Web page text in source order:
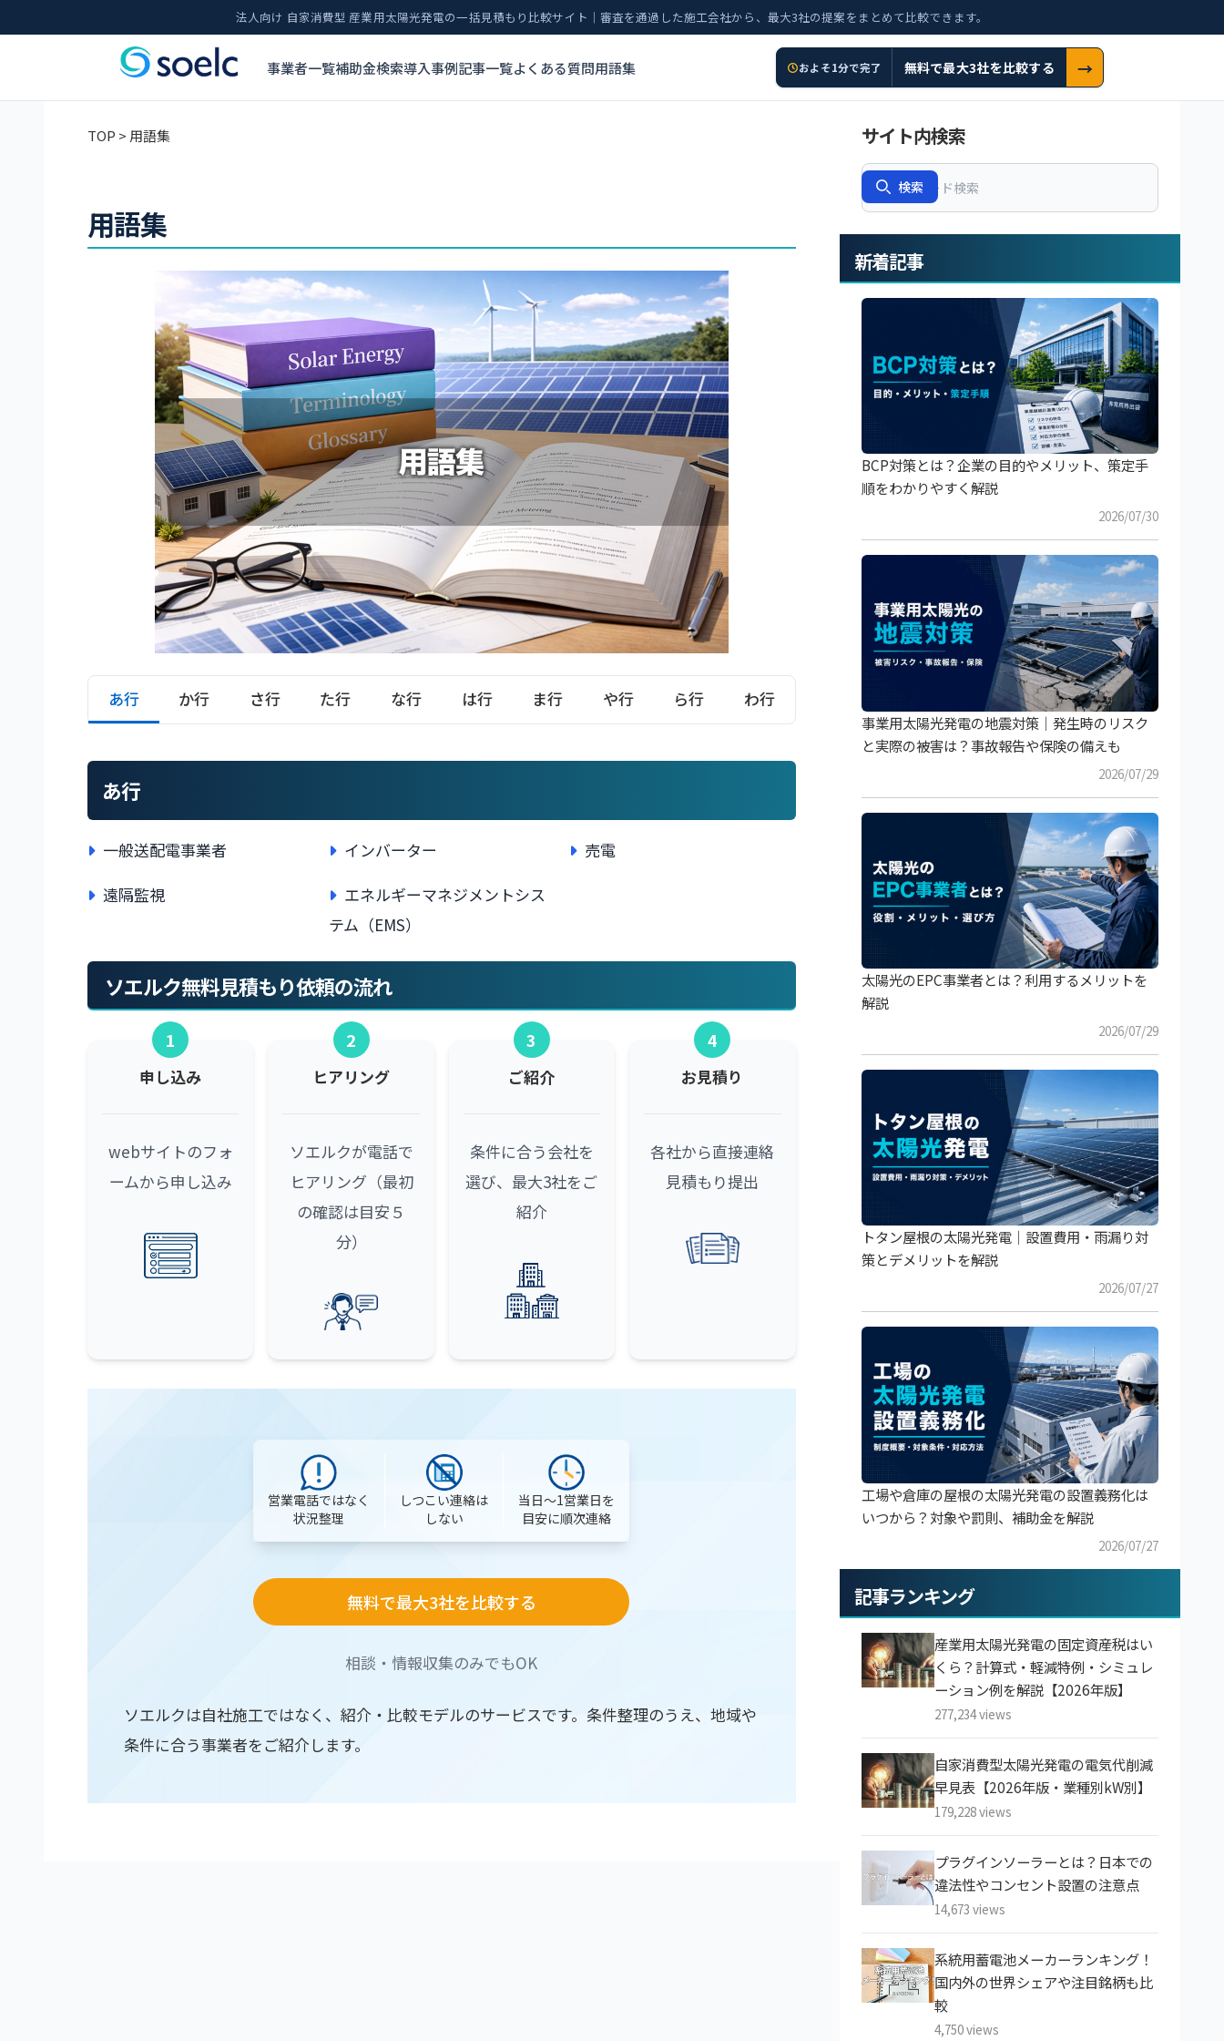
法人向け 自家消費型 産業用太陽光発電の一括見積もり比較サイト｜審査を通過した施工会社から、最大3社の提案をまとめて比較できます。
事業者一覧補助金検索導入事例記事一覧よくある質問用語集 およそ1分で完了 無料で最大3社を比較する →
TOP > 用語集
用語集
あ行 か行 さ行 た行 な行 は行 ま行 や行 ら行 わ行
あ行
一般送配電事業者 インバーター
売電
遠隔監視
エネルギーマネジメントシス
テム（EMS）
ソエルク無料見積もり依頼の流れ
1
申し込み
webサイトのフォ
ームから申し込み
2
ヒアリング
ソエルクが電話で
ヒアリング（最初
の確認は目安５
分）
3
ご紹介
条件に合う会社を
選び、最大3社をご
紹介
4
お見積り
各社から直接連絡
見積もり提出
営業電話ではなく
状況整理
しつこい連絡は
しない
当日〜1営業日を
目安に順次連絡
無料で最大3社を比較する
相談・情報収集のみでもOK
ソエルクは自社施工ではなく、紹介・比較モデルのサービスです。条件整理のうえ、地域や
条件に合う事業者をご紹介します。
サイト内検索
Search
検索
新着記事
BCP対策とは？企業の目的やメリット、策定手
順をわかりやすく解説
2026/07/30
事業用太陽光発電の地震対策｜発生時のリスク
と実際の被害は？事故報告や保険の備えも
2026/07/29
太陽光のEPC事業者とは？利用するメリットを
解説
2026/07/29
トタン屋根の太陽光発電｜設置費用・雨漏り対
策とデメリットを解説
2026/07/27
工場や倉庫の屋根の太陽光発電の設置義務化は
いつから？対象や罰則、補助金を解説
2026/07/27
記事ランキング
産業用太陽光発電の固定資産税はい
くら？計算式・軽減特例・シミュレ
ーション例を解説【2026年版】
277,234 views
自家消費型太陽光発電の電気代削減
早見表【2026年版・業種別kW別】
179,228 views
プラグインソーラーとは？日本での
違法性やコンセント設置の注意点
14,673 views
系統用蓄電池メーカーランキング！
国内外の世界シェアや注目銘柄も比
較
4,750 views